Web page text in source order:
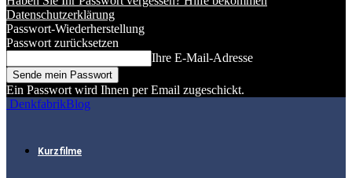
Datenschutzerklärung
Passwort-Wiederherstellung
Passwort zurücksetzen
Ihre E-Mail-Adresse
Ein Passwort wird Ihnen per Email zugeschickt.
DenkfabrikBlog
Kurzfilme